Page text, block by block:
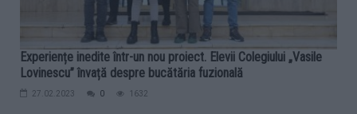
Experiențe inedite într-un nou proiect. Elevii Colegiului „Vasile
Lovinescu” învață despre bucătăria fuzională
27.02.2023 0 1632